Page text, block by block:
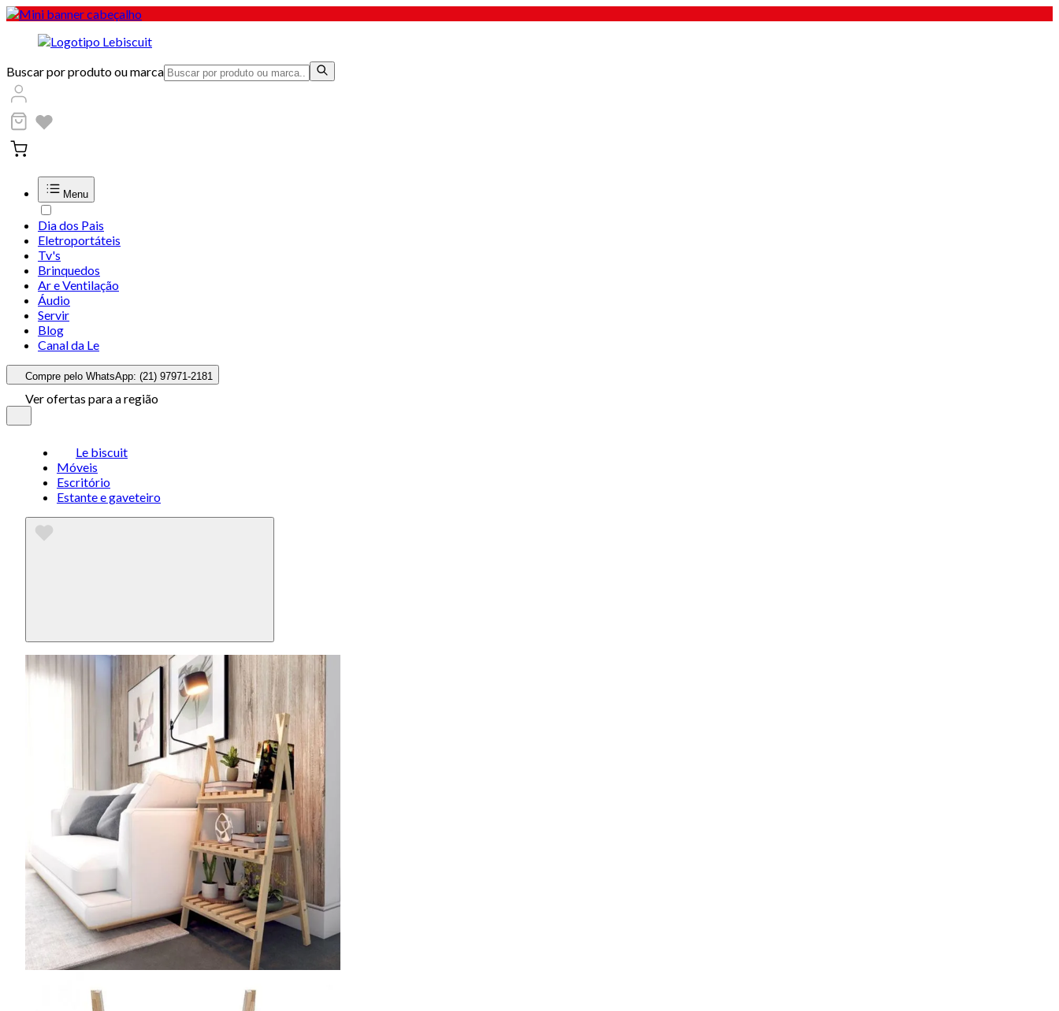
Buscar por produto ou marca
Menu
Dia dos Pais
Eletroportáteis
Tv's
Brinquedos
Ar e Ventilação
Áudio
Servir
Blog
Canal da Le
Compre pelo WhatsApp: (21) 97971-2181
Ver ofertas para a região
Le biscuit
Móveis
Escritório
Estante e gaveteiro